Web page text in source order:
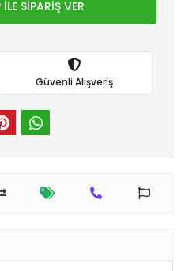
SİPARİŞ VER
Güvenli Alışveriş